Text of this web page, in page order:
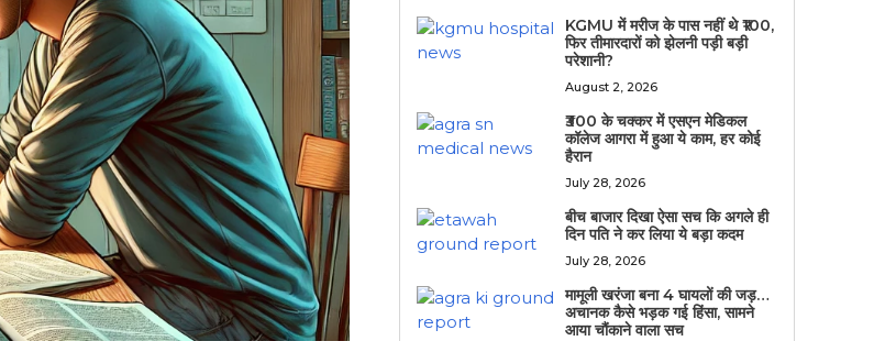
KGMU में मरीज के पास नहीं थे ₹100,
फिर तीमारदारों को झेलनी पड़ी बड़ी
परेशानी?
August 2, 2026
₹300 के चक्कर में एसएन मेडिकल
कॉलेज आगरा में हुआ ये काम, हर कोई
हैरान
July 28, 2026
बीच बाजार दिखा ऐसा सच कि अगले ही
दिन पति ने कर लिया ये बड़ा कदम
July 28, 2026
मामूली खरंजा बना 4 घायलों की जड़…
अचानक कैसे भड़क गई हिंसा, सामने
आया चौंकाने वाला सच